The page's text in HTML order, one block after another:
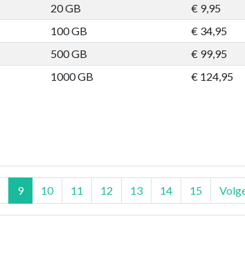
20 GB € 9,95
100 GB
€ 34,95
500 GB
€ 99,95
1000 GB
€ 124,95
9 10 11 12 13 14 15